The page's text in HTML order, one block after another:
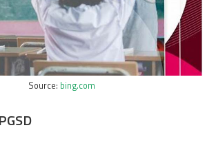
Source: bing.com